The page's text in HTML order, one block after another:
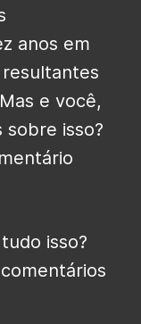
anos em
e você,
sobre isso?
isso?